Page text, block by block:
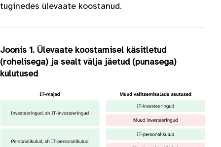
tuginedes ülevaate koostanud.
Joonis 1. Ülevaate koostamisel käsitletud
(rohelisega) ja sealt välja jäetud (punasega)
kulutused